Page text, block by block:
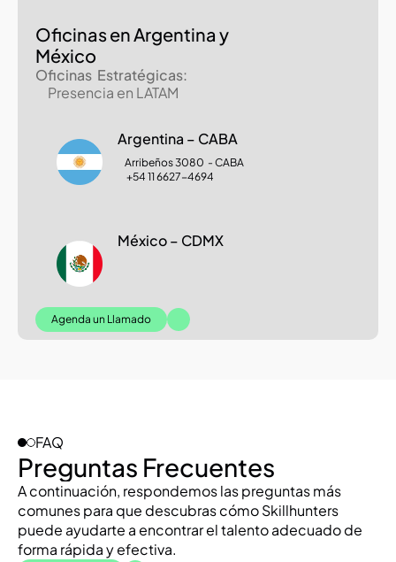
Arribeños 3080  - CABA
+54 11 6627-4694
Argentina – CABA
Oficinas  Estratégicas:
Presencia en LATAM
Oficinas en Argentina y
México
México – CDMX
Agenda un Llamado
FAQ
Preguntas Frecuentes
A continuación, respondemos las preguntas más
comunes para que descubras cómo Skillhunters
puede ayudarte a encontrar el talento adecuado de
forma rápida y efectiva.